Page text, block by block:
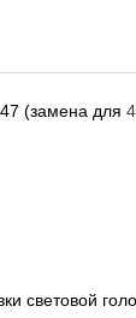
(замена для
световой